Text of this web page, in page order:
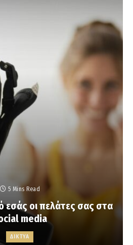
5 Mins Read
εσάς οι πελάτες σας στα
media
ΔΙΚΤΥΑ